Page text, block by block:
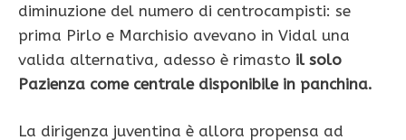
diminuzione del numero di centrocampisti: se
prima Pirlo e Marchisio avevano in Vidal una
valida alternativa, adesso è rimasto il solo
Pazienza come centrale disponibile in panchina.
La dirigenza juventina è allora propensa ad